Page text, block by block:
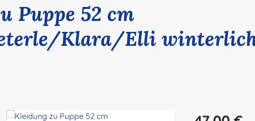
Puppe 52 cm
Klara/Elli
Regulärer Preis: